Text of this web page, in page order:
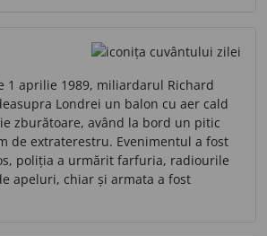
1 aprilie 1989, miliardarul Richard
Londrei un balon cu aer cald
zburătoare, având la bord un pitic
de extraterestru. Evenimentul a fost
poliția a urmărit farfuria, radiourile
apeluri, chiar și armata a fost